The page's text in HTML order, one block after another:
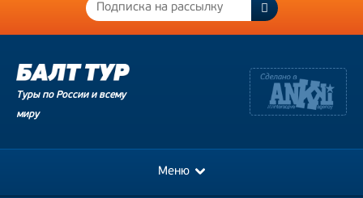
Туры по России и всему
миру
Меню